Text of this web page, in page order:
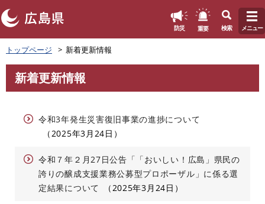
ペ
ー
ジ
先
防災 重要 検索 メニュー
トップページ 新着更新情報
文
新着更新情報
令和3年発生災害復旧事業の進捗について
2025年3月24日
令和７年２月27日公告「「おいしい！広島」県民の
誇りの醸成支援業務公募型プロポーザル」に係る選
定結果について
2025年3月24日